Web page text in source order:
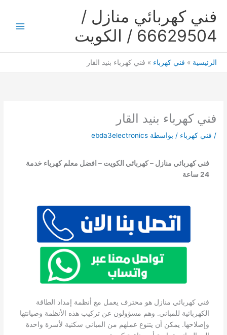
فني كهربائي منازل /
66629504 / الكويت
الرئيسية فني كهرباء فني كهرباء بنيد القار
فني كهرباء بنيد القار
/ فني كهرباء / بواسطة ebda3electronics
فني كهربائي منازل – كهربائي الكويت – افضل معلم كهرباء خدمة
24 ساعة
فني كهربائي منازل هو محترف يعمل مع أنظمة إمداد الطاقة
الكهربائية للمباني. وهم مسؤولون عن تركيب هذه الأنظمة وصيانتها
وإصلاحها. يمكن أن يتنوع عملهم من المباني سكنية لأسرة واحدة